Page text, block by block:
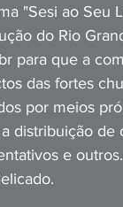
"Sesi ao Seu
do Rio
para que a
das fortes
por meios
distribuição de
e